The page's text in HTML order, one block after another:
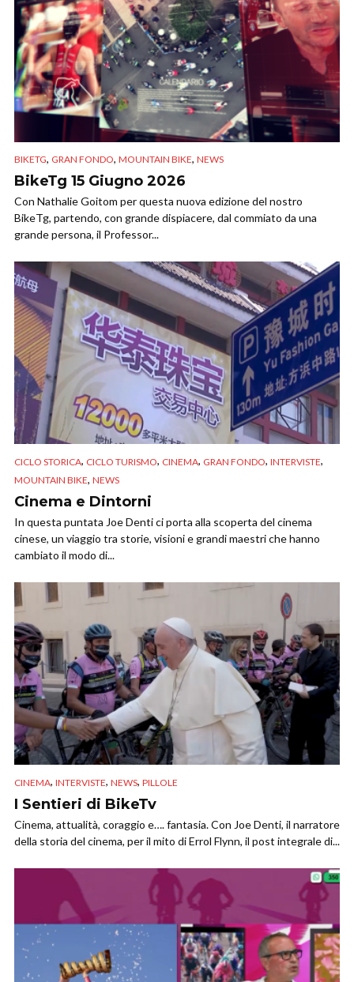
BIKETG, GRAN FONDO, MOUNTAIN BIKE, NEWS
BikeTg 15 Giugno 2026
Con Nathalie Goitom per questa nuova edizione del nostro
BikeTg, partendo, con grande dispiacere, dal commiato da una
grande persona, il Professor...
CICLO STORICA, CICLO TURISMO, CINEMA, GRAN FONDO, INTERVISTE,
MOUNTAIN BIKE, NEWS
Cinema e Dintorni
In questa puntata Joe Denti ci porta alla scoperta del cinema
cinese, un viaggio tra storie, visioni e grandi maestri che hanno
cambiato il modo di...
CINEMA, INTERVISTE, NEWS, PILLOLE
I Sentieri di BikeTv
Cinema, attualità, coraggio e…. fantasia. Con Joe Denti, il narratore
della storia del cinema, per il mito di Errol Flynn, il post integrale di...